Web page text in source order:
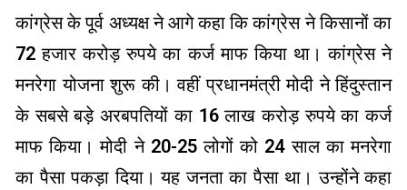
कांग्रेस के पूर्व अध्यक्ष ने आगे कहा कि कांग्रेस ने किसानों का
72 हजार करोड़ रुपये का कर्ज माफ किया था। कांग्रेस ने
मनरेगा योजना शुरू की। वहीं प्रधानमंत्री मोदी ने हिंदुस्तान
के सबसे बड़े अरबपतियों का 16 लाख करोड़ रुपये का कर्ज
माफ किया। मोदी ने 20-25 लोगों को 24 साल का मनरेगा
का पैसा पकड़ा दिया। यह जनता का पैसा था। उन्होंने कहा